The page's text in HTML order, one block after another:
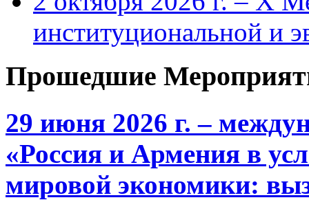
институциональной и
Прошедшие
29 июня 2026 г. –
«Россия и Армения в
мировой экономики: